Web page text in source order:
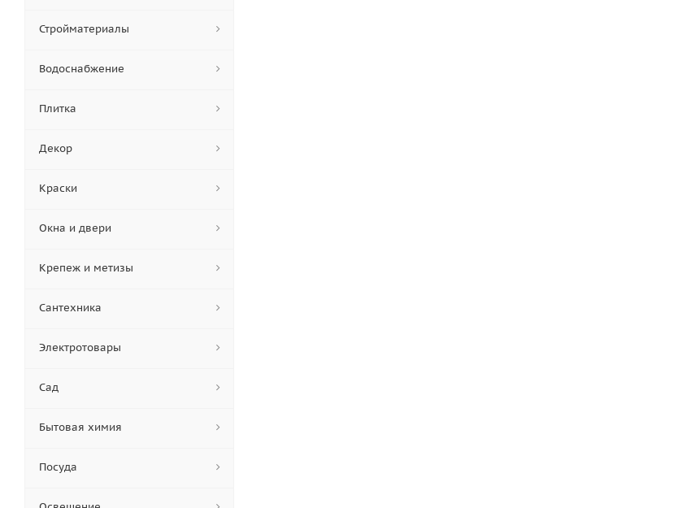
Стройматериалы
Водоснабжение
Плитка
Декор
Краски
Окна и двери
Крепеж и метизы
Сантехника
Электротовары
Сад
Бытовая химия
Посуда